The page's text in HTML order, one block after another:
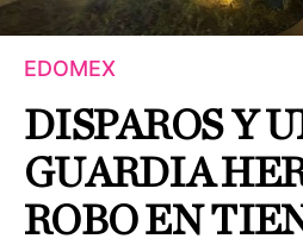
EDOMEX
DISPAROS Y
GUARDIA
ROBO EN